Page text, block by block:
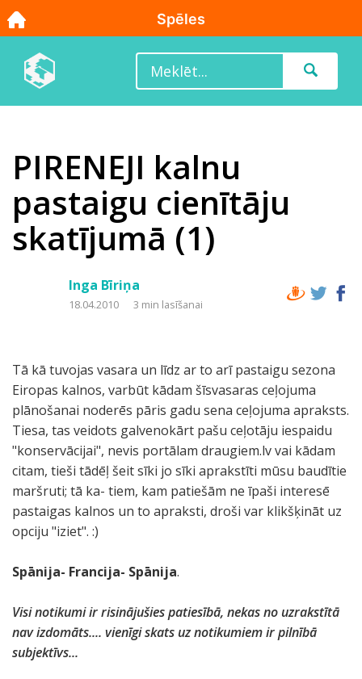
PIRENEJI kalnu
pastaigu cienītāju
skatījumā (1)
Inga Bīriņa
18.04.2010 3 min lasīšanai
Tā kā tuvojas vasara un līdz ar to arī pastaigu sezona
Eiropas kalnos, varbūt kādam šīsvasaras ceļojuma
plānošanai noderēs pāris gadu sena ceļojuma apraksts.
Tiesa, tas veidots galvenokārt pašu ceļotāju iespaidu
"konservācijai", nevis portālam draugiem.lv vai kādam
citam, tieši tādēļ šeit sīki jo sīki aprakstīti mūsu baudītie
maršruti; tā ka- tiem, kam patiešām ne īpaši interesē
pastaigas kalnos un to apraksti, droši var klikšķināt uz
opciju "iziet". :)
Spānija- Francija- Spānija.
Visi notikumi ir risinājušies patiesībā, nekas no uzrakstītā
nav izdomāts.... vienīgi skats uz notikumiem ir pilnībā
subjektīvs...